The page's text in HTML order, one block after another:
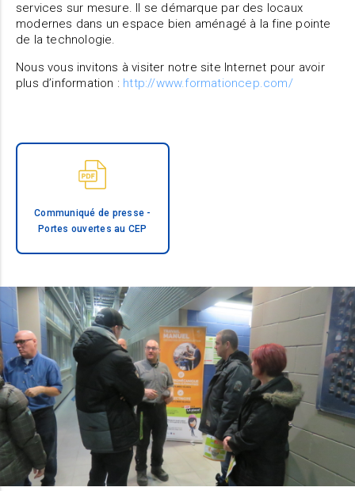
services sur mesure. Il se démarque par des locaux
modernes dans un espace bien aménagé à la fine pointe
de la technologie.
Nous vous invitons à visiter notre site Internet pour avoir
plus d’information : http://www.formationcep.com/
Communiqué de presse -
Portes ouvertes au CEP